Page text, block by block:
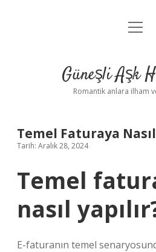
Anasayfa
Yasal
Güneşli Aşk
Romantik anlara ilham
Temel Faturaya
Tarih: Aralık 28, 2024
Temel
nasıl
E-faturanın temel